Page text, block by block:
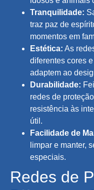
Tranquilidade:
traz paz de
momentos em
Estética: As
diferentes cores
adaptem ao
Durabilidade:
redes de
resistência às
útil.
Facilidade de
limpar e manter,
especiais.
Redes de